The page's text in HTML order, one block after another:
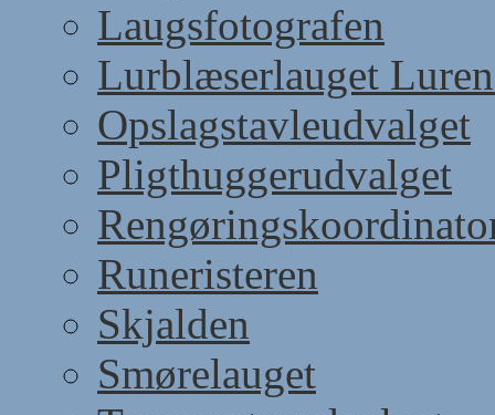
Laugsfotografen
Lurblæserlauget
Opslagstavleudvalget
Pligthuggerudvalget
Runeristeren
Skjalden
Smørelauget